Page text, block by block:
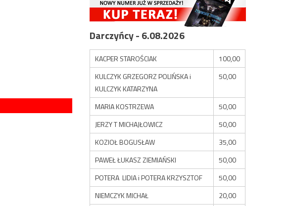
Darczyńcy - 6.08.2026
KACPER STAROŚCIAK
100,00
KULCZYK GRZEGORZ POLIŃSKA i
KULCZYK KATARZYNA
50,00
MARIA KOSTRZEWA
50,00
JERZY T MICHAJŁOWICZ
50,00
KOZIOŁ BOGUSŁAW
35,00
PAWEŁ ŁUKASZ ZIEMIAŃSKI
50,00
POTERA LIDIA i POTERA KRZYSZTOF
50,00
NIEMCZYK MICHAŁ
20,00